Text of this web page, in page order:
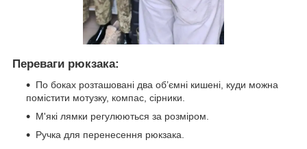
Переваги рюкзака:
По боках розташовані два об’ємні кишені, куди можна
помістити мотузку, компас, сірники.
М'які лямки регулюються за розміром.
Ручка для перенесення рюкзака.